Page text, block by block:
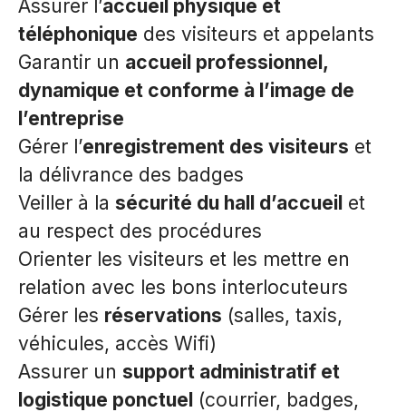
Assurer l’accueil physique et
téléphonique des visiteurs et appelants
Garantir un accueil professionnel,
dynamique et conforme à l’image de
l’entreprise
Gérer l’enregistrement des visiteurs et
la délivrance des badges
Veiller à la sécurité du hall d’accueil et
au respect des procédures
Orienter les visiteurs et les mettre en
relation avec les bons interlocuteurs
Gérer les réservations (salles, taxis,
véhicules, accès Wifi)
Assurer un support administratif et
logistique ponctuel (courrier, badges,